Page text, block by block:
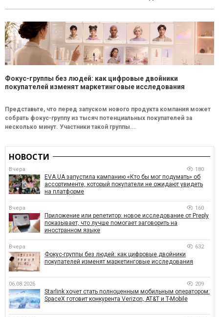
Фокус-группы без людей: как цифровые двойники
покупателей изменят маркетинговые исследования
Представьте, что перед запуском нового продукта компания может
собрать фокус-группу из тысяч потенциальных покупателей за
несколько минут. Участники такой группы...
НОВОСТИ
Вчера 180
EVA.UA запустила кампанию «Кто бы мог подумать» об
ассортименте, который покупатели не ожидают увидеть
на платформе
Вчера 160
Приложение или репетитор: новое исследование от Preply
показывает, что лучше помогает заговорить на
иностранном языке
Вчера 632
Фокус-группы без людей: как цифровые двойники
покупателей изменят маркетинговые исследования
06.08.2026 209
Starlink хочет стать полноценным мобильным оператором:
SpaceX готовит конкурента Verizon, AT&T и T-Mobile